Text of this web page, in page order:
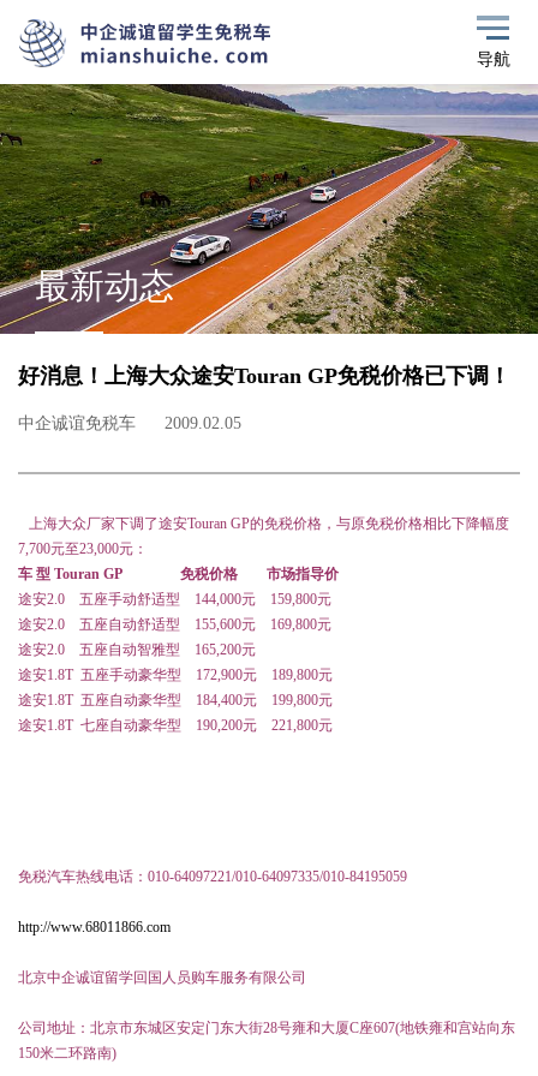
导航
最新动态
好消息！上海大众途安Touran GP免税价格已下调！
中企诚谊免税车 2009.02.05
上海大众厂家下调了途安Touran GP的免税价格，与原免税价格相比下降幅度
7,700元至23,000元：
车 型Touran GP 免税价格
市场指导价
途安2.0 五座手动舒适型 144,000元159,800元
途安2.0 五座自动舒适型 155,600元169,800元
途安2.0 五座自动智雅型 165,200元
途安1.8T 五座手动豪华型 172,900元189,800元
途安1.8T 五座自动豪华型 184,400元199,800元
途安1.8T 七座自动豪华型 190,200元221,800元
免税汽车热线电话：010-64097221/010-64097335/010-84195059
http://www.68011866.com
北京中企诚谊留学回国人员购车服务有限公司
公司地址：北京市东城区安定门东大街28号雍和大厦C座607(地铁雍和宫站向东
150米二环路南)